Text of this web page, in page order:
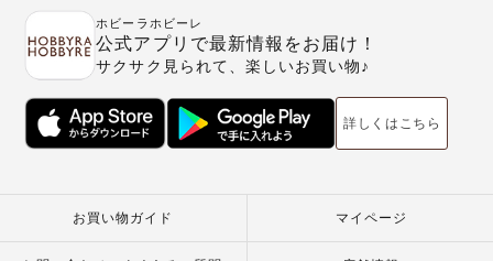
ホビーラホビーレ
公式アプリで最新情報をお届け！
サクサク見られて、楽しいお買い物♪
詳しくはこちら
お買い物ガイド マイページ